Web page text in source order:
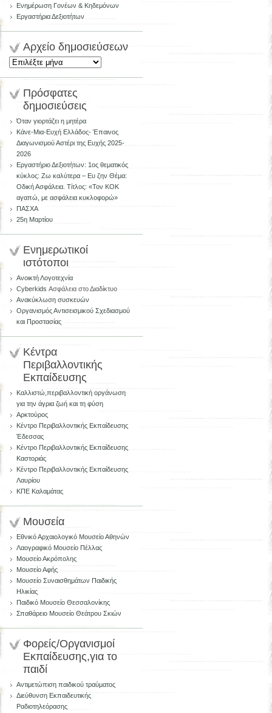
Ενημέρωση Γονέων & Κηδεμόνων
Εργαστήρια Δεξιοτήτων
Aρχείο δημοσιεύσεων
Aρχείο
Πρόσφατες
δημοσιεύσεις
Όταν γιορτάζει η μητέρα
Κάνε-Μια-Ευχή Ελλάδος- Έπαινος
Διαγωνισμού Αστέρι της Ευχής 2025-
2026
Εργαστήριο Δεξιοτήτων: 1ος θεματικός
κύκλος: Ζω καλύτερα – Ευ ζην Θέμα:
Οδική Ασφάλεια. Τίτλος: «Τον ΚΟΚ
αγαπώ, με ασφάλεια κυκλοφορώ»
ΠΑΣΧΑ
25η Μαρτίου
Ενημερωτικοί
ιστότοποι
Aνοικτή Λογοτεχνία
Cyberkids Ασφάλεια στο Διαδίκτυο
Ανακύκλωση συσκευών
Οργανισμός Αντισεισμικού Σχεδιασμού
και Προστασίας
Κέντρα
Περιβαλλοντικής
Εκπαίδευσης
Kαλλιστώ,περιβαλλοντική οργάνωση
για την άγρια ζωή και τη φύση
Αρκτούρος
Κέντρο Περιβαλλοντικής Εκπαίδευσης
Έδεσσας
Κέντρο Περιβαλλοντικής Εκπαίδευσης
Καστοριάς
Κέντρο Περιβαλλοντικής Εκπαίδευσης
Λαυρίου
ΚΠΕ Καλαμάτας
Μουσεία
Εθνικό Αρχαιολογικό Μουσείο Αθηνών
Λαογραφικό Μουσείο Πέλλας
Μουσείο Ακρόπολης
Μουσείο Αφής
Μουσείο Συναισθημάτων Παιδικής
Ηλικίας
Παιδικό Μουσείο Θεσσαλονίκης
Σπαθάρειο Μουσείο Θεάτρου Σκιών
Φορείς/Οργανισμοί
Εκπαίδευσης,για το
παιδί
Αντιμετώπιση παιδικού τραύματος
Διεύθυνση Εκπαιδευτικής
Ραδιοτηλεόρασης